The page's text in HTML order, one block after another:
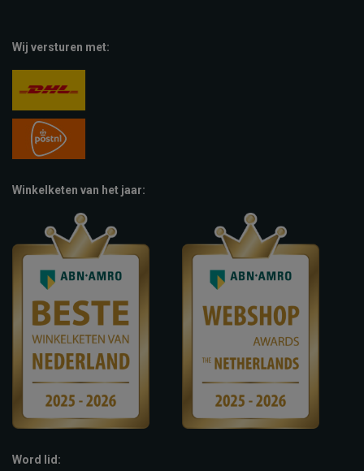
Wij versturen met:
Winkelketen van het jaar:
Word lid: